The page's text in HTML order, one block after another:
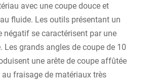
avec une coupe douce et
fluide. Les outils présentant un
négatif se caractérisent par une
Les grands angles de coupe de 10
une arête de coupe affûtée
fraisage de matériaux très